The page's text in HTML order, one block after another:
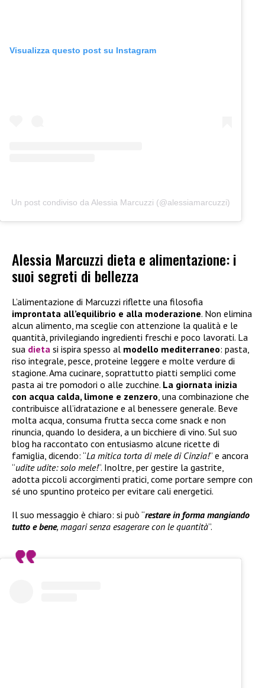
Visualizza questo post su Instagram
Un post condiviso da Alessia Marcuzzi (@alessiamarcuzzi)
Alessia Marcuzzi dieta e alimentazione: i
suoi segreti di bellezza
L’alimentazione di Marcuzzi riflette una filosofia
improntata all’equilibrio e alla moderazione. Non elimina
alcun alimento, ma sceglie con attenzione la qualità e le
quantità, privilegiando ingredienti freschi e poco lavorati. La
sua dieta si ispira spesso al modello mediterraneo: pasta,
riso integrale, pesce, proteine leggere e molte verdure di
stagione. Ama cucinare, soprattutto piatti semplici come
pasta ai tre pomodori o alle zucchine. La giornata inizia
con acqua calda, limone e zenzero, una combinazione che
contribuisce all’idratazione e al benessere generale. Beve
molta acqua, consuma frutta secca come snack e non
rinuncia, quando lo desidera, a un bicchiere di vino. Sul suo
blog ha raccontato con entusiasmo alcune ricette di
famiglia, dicendo: “La mitica torta di mele di Cinzia!” e ancora
“udite udite: solo mele!“. Inoltre, per gestire la gastrite,
adotta piccoli accorgimenti pratici, come portare sempre con
sé uno spuntino proteico per evitare cali energetici.
Il suo messaggio è chiaro: si può “restare in forma mangiando
tutto e bene, magari senza esagerare con le quantità”.